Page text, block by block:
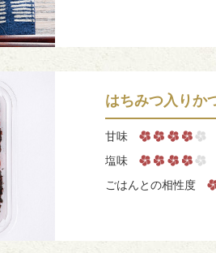
はちみつ入りか
甘味
塩味
ごはんとの相性度